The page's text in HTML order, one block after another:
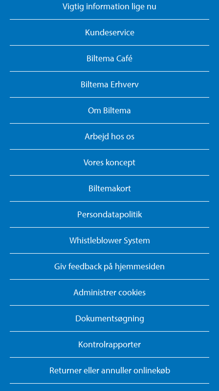
Vigtig information lige nu
Kundeservice
Biltema Café
Biltema Erhverv
Om Biltema
Arbejd hos os
Vores koncept
Biltemakort
Persondatapolitik
Whistleblower System
Giv feedback på hjemmesiden
Administrer cookies
Dokumentsøgning
Kontrolrapporter
Returner eller annuller onlinekøb